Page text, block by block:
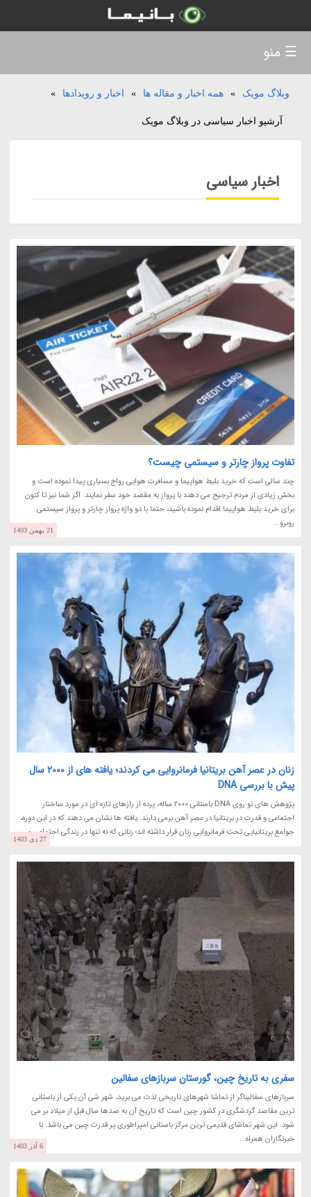
وبلاگ مویک » همه اخبار و مقاله ها » اخبار و رویدادها »
آرشیو اخبار سیاسی در وبلاگ مویک
اخبار سیاسی
تفاوت پرواز چارتر و سیستمی چیست؟
چند سالی است که خرید بلیط هواپیما و مسافرت هوایی رواج بسیاری پیدا نموده است و
بخش زیادی از مردم ترجیح می دهند با پرواز به مقصد خود سفر نمایند. اگر شما نیز تا کنون
برای خرید بلیط هواپیما اقدام نموده باشید، حتما با دو واژه پرواز چارتر و پرواز سیستمی
روبرو...
21 بهمن 1403
زنان در عصر آهن بریتانیا فرمانروایی می کردند؛ یافته های از 2000 سال
پیش با بررسی DNA
پژوهش های نو روی DNA باستانی 2000 ساله، پرده از رازهای تازه ای در مورد ساختار
اجتماعی و قدرت در بریتانیا در عصر آهن برمی دارند. یافته ها نشان می دهند که در این دوره،
جوامع بریتانیایی تحت فرمانروایی زنان قرار داشته اند؛ زنانی که نه تنها در زندگی اجتماعی و...
27 دی 1403
سفری به تاریخ چین، گورستان سربازهای سفالین
سربازهای سفالیناگر از تماشا شهرهای تاریخی لذت می برید، شهر شی آن یکی از باستانی
ترین مقاصد گردشگری در کشور چین است که تاریخ آن به صدها سال قبل از میلاد بر می
شود. این شهر تماشای قدیمی ترین مرکز باستانی امپراطوری پر قدرت چین می باشد. با
خبرنگاران همراه...
6 آذر 1403
☰ منو